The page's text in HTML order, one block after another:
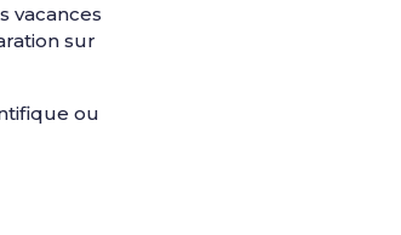
vacances
sur
ou